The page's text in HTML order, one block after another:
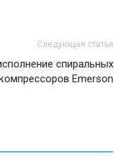
Следующая статья
спиральных
Emerson